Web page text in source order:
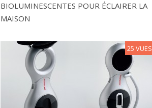
BIOLUMINESCENTES POUR ÉCLAIRER LA
MAISON
25 VUES